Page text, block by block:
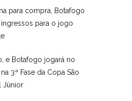
para compra, Botafogo
para o jogo
e Botafogo jogará no
3ª Fase da Copa São
Júnior